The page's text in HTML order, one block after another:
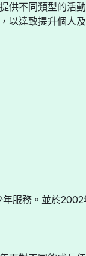
供不同類型的活
以達致提升個人
服務。並於